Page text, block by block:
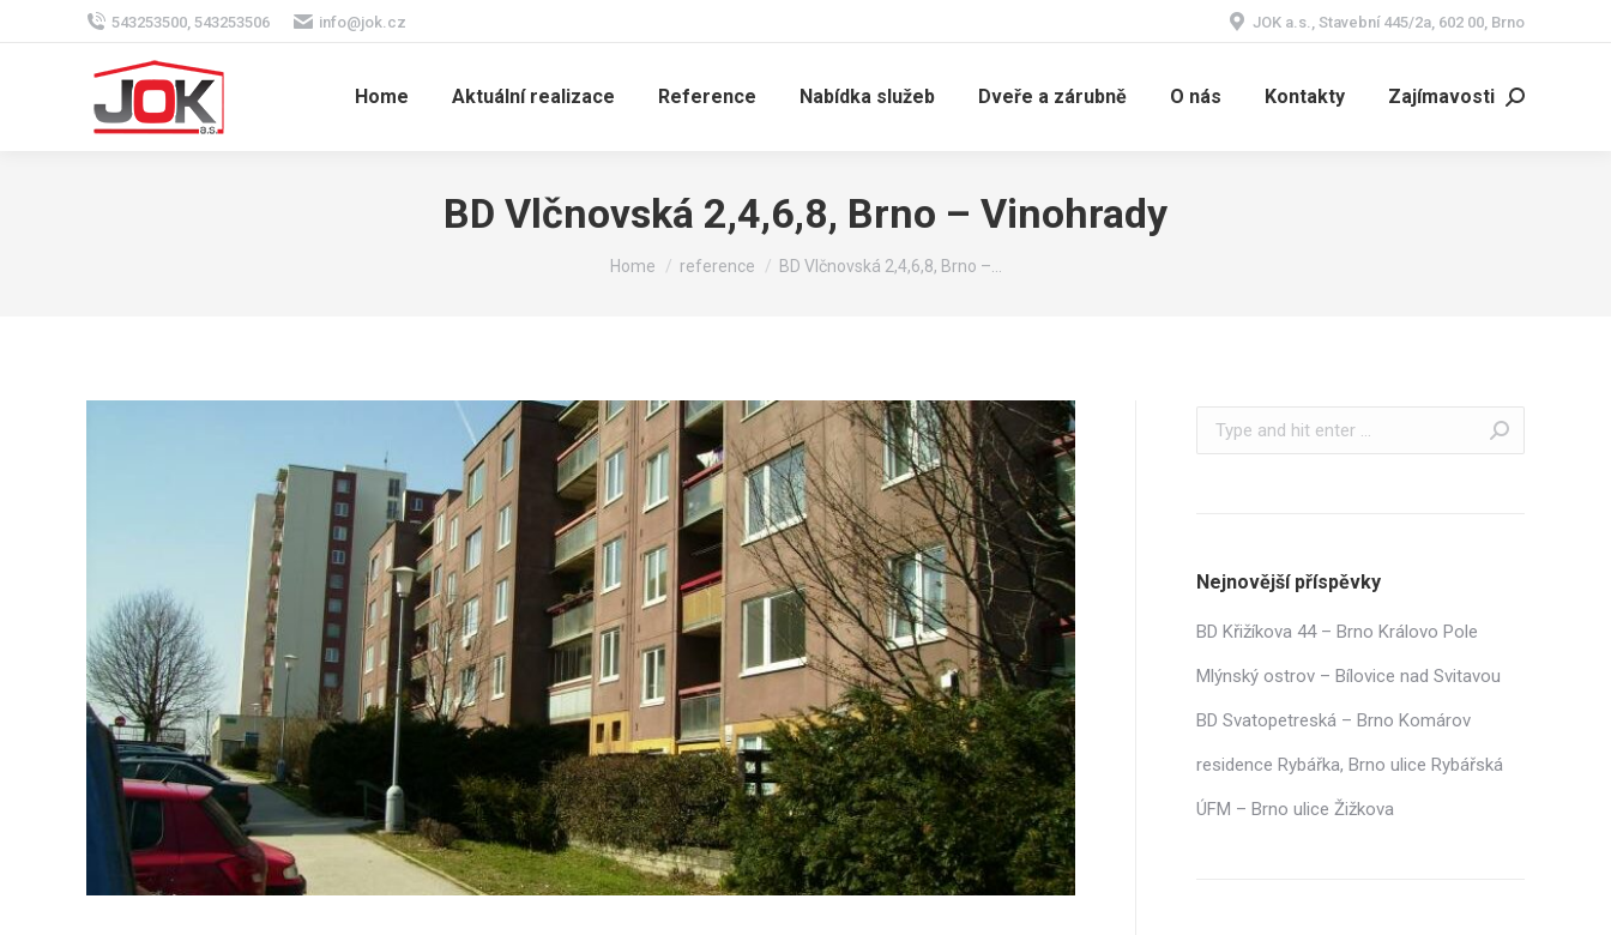
543253500, 543253506 info@jok.cz JOK a.s., Stavební 445/2a, 602 00, Brno
Home Aktuální realizace Reference Nabídka služeb Dveře a zárubně O nás Kontakty Zajímavosti Search:
BD Vlčnovská 2,4,6,8, Brno – Vinohrady
You are here:
Home reference BD Vlčnovská 2,4,6,8, Brno –…
Search:
Nejnovější příspěvky
BD Křižíkova 44 – Brno Královo Pole
Mlýnský ostrov – Bílovice nad Svitavou
BD Svatopetreská – Brno Komárov
residence Rybářka, Brno ulice Rybářská
ÚFM – Brno ulice Žižkova